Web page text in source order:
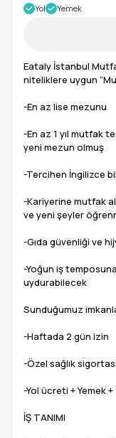
Yol Yemek
Eataly İstanbul
niteliklere uygun
-En az lise mezunu
-En az 1 yıl mutfak
yeni mezun olmuş
-Tercihen İngilizce
-Kariyerine mutfak
ve yeni şeyler
-Gıda güvenliği ve
-Yoğun iş
uydurabilecek
Sunduğumuz
-Haftada 2 gün izin
-Özel sağlık sigortası
-Yol ücreti + Yemek
İŞ TANIMI